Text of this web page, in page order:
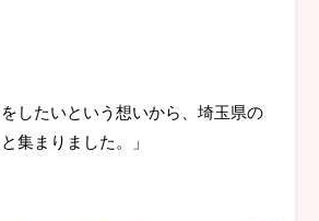
をしたいという想いから、埼玉県の
集まりました。」